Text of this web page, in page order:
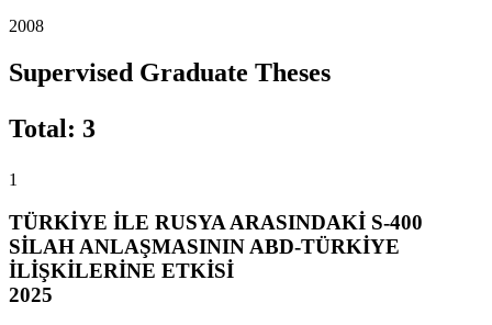
2008
Supervised Graduate Theses
Total : 3
1
TÜRKİYE İLE RUSYA ARASINDAKİ S-400
SİLAH ANLAŞMASININ ABD-TÜRKİYE
İLİŞKİLERİNE ETKİSİ
2025